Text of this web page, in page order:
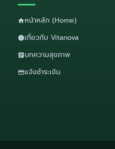
หน้าหลัก (Home)
เกี่ยวกับ Vitanova
บทความสุขภาพ
แจ้งชำระเงิน